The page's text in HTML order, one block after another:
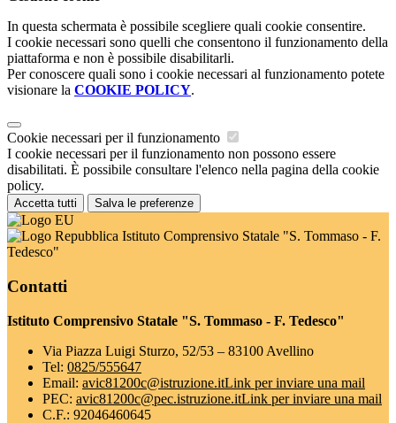
In questa schermata è possibile scegliere quali cookie consentire.
I cookie necessari sono quelli che consentono il funzionamento della
piattaforma e non è possibile disabilitarli.
Per conoscere quali sono i cookie necessari al funzionamento potete
visionare la COOKIE POLICY.
Cookie necessari per il funzionamento
I cookie necessari per il funzionamento non possono essere
disabilitati. È possibile consultare l'elenco nella pagina della cookie
policy.
Accetta tutti Salva le preferenze
Istituto Comprensivo Statale "S. Tommaso - F.
Tedesco"
Contatti
Istituto Comprensivo Statale "S. Tommaso - F. Tedesco"
Via Piazza Luigi Sturzo, 52/53 – 83100 Avellino
Tel: 0825/555647
Email: avic81200c@istruzione.itLink per inviare una mail
PEC: avic81200c@pec.istruzione.itLink per inviare una mail
C.F.: 92046460645